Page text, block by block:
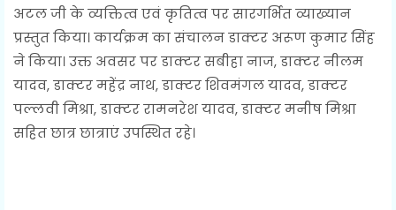
अटल जी के व्यक्तित्व एवं कृतित्व पर सारगर्भित व्याख्यान
प्रस्तुत किया। कार्यक्रम का संचालन डाक्टर अरूण कुमार सिंह
ने किया। उक्त अवसर पर डाक्टर सबीहा नाज, डाक्टर नीलम
यादव, डाक्टर महेंद्र नाथ, डाक्टर शिवमंगल यादव, डाक्टर
पल्लवी मिश्रा, डाक्टर रामनरेश यादव, डाक्टर मनीष मिश्रा
सहित छात्र छात्राएं उपस्थित रहे।